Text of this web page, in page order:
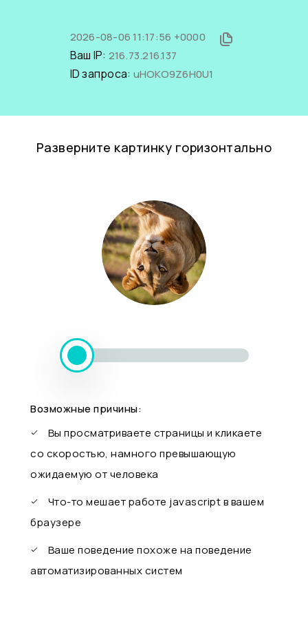
2026-08-06 11:17:56 +0000
Ваш IP: 216.73.216.137
ID запроса: uHOKO9Z6H0U1
Разверните картинку горизонтально
Возможные причины:
Вы просматриваете страницы и кликаете
со скоростью, намного превышающую
ожидаемую от человека
Что-то мешает работе javascript в вашем
браузере
Ваше поведение похоже на поведение
автоматизированных систем